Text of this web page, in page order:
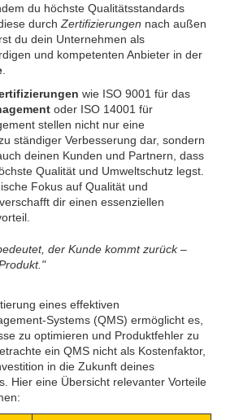
du höchste Qualitätsstandards
durch Zertifizierungen nach außen
du dein Unternehmen als
und kompetenten Anbieter in der
wie ISO 9001 für das
oder ISO 14001 für
stellen nicht nur eine
ständiger Verbesserung dar, sondern
deinen Kunden und Partnern, dass
Qualität und Umweltschutz legst.
Fokus auf Qualität und
dir einen essenziellen
der Kunde kommt zurück –
eines effektiven
Systems (QMS) ermöglicht es,
zu optimieren und Produktfehler zu
ein QMS nicht als Kostenfaktor,
in die Zukunft deines
Hier eine Übersicht relevanter Vorteile